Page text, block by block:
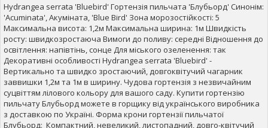
Hydrangea serrata 'Bluebird' Гортензія пильчата 'Блубьорд' Синонім:
'Acuminata', Акуміната, 'Blue Bird' Зона морозостійкості: 5
Максимальна висота: 1,2м Максимальна ширина: 1м Швидкість
росту: швидкозростаюча Вимоги до поливу: середні Відношення до
освітлення: напівтінь, сонце Для міського озеленення: так
Декоративні особливості Hydrangea serrata 'Bluebird' -
Вертикально та швидко зростаючий, довгоквітучий чагарник
заввишки 1,2м та 1м в ширину. Чудова гортензія з незвичайним
суцвіттям лілового кольору для вашого саду. Купити гортензію
пильчату Блубьорд можете в горщику від українського виробника
з доставкою по Україні. Форма крони гортензії пильчатої
Блубьорд: Компактний, невеликий, листопадний, довго-квітучий